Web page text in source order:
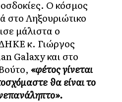
Ο κόσμος
στο Ληξουριώτικο
μάλιστα ο
κ. Γιώργος
Galaxy και στο
«φέτος γίνεται
θα είναι το